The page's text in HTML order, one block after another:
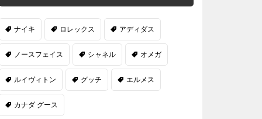
ナイキ ロレックス アディダス
ノースフェイス シャネル オメガ
ルイヴィトン グッチ エルメス
カナダ グース